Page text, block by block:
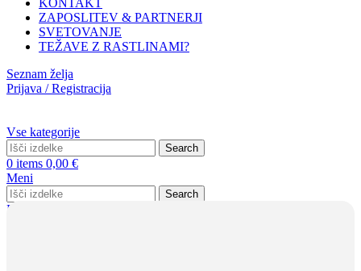
KONTAKT
ZAPOSLITEV & PARTNERJI
SVETOVANJE
TEŽAVE Z RASTLINAMI?
Seznam želja
Prijava / Registracija
Vse kategorije
Search
0 items 0,00 €
Meni
Search
Prijava / Registracija